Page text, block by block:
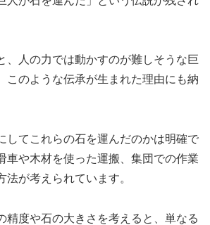
、人の力では動かすのが難しそうな巨
このような伝承が生まれた理由にも納
してこれらの石を運んだのかは明確で
車や木材を使った運搬、集団での作業
法が考えられています。
精度や石の大きさを考えると、単なる